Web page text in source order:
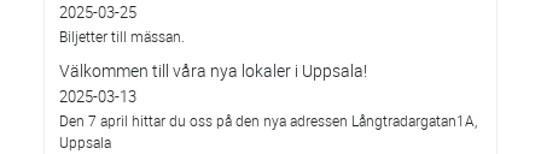
2025-03-25
Biljetter till mässan.
Välkommen till våra nya lokaler i Uppsala!
2025-03-13
Den 7 april hittar du oss på den nya adressen Långtradargatan1A,
Uppsala